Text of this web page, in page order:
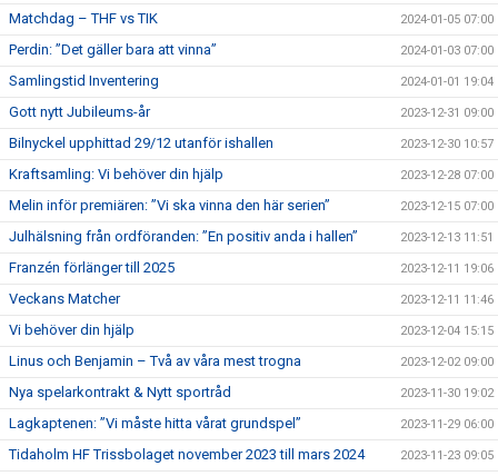
Matchdag – THF vs TIK 2024-01-05 07:00
Perdin: ”Det gäller bara att vinna” 2024-01-03 07:00
Samlingstid Inventering 2024-01-01 19:04
Gott nytt Jubileums-år 2023-12-31 09:00
Bilnyckel upphittad 29/12 utanför ishallen 2023-12-30 10:57
Kraftsamling: Vi behöver din hjälp 2023-12-28 07:00
Melin inför premiären: ”Vi ska vinna den här serien” 2023-12-15 07:00
Julhälsning från ordföranden: ”En positiv anda i hallen” 2023-12-13 11:51
Franzén förlänger till 2025 2023-12-11 19:06
Veckans Matcher 2023-12-11 11:46
Vi behöver din hjälp 2023-12-04 15:15
Linus och Benjamin – Två av våra mest trogna 2023-12-02 09:00
Nya spelarkontrakt & Nytt sportråd 2023-11-30 19:02
Lagkaptenen: ”Vi måste hitta vårat grundspel” 2023-11-29 06:00
Tidaholm HF Trissbolaget november 2023 till mars 2024 2023-11-23 09:05